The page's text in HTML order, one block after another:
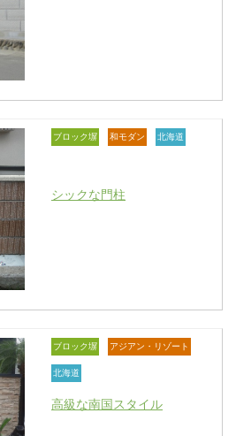
ブロック塀 和モダン 北海道
シックな門柱
ブロック塀 アジアン・リゾート
北海道
高級な南国スタイル